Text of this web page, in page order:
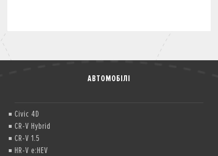
АВТОМОБІЛІ
Civic 4D
CR-V Hybrid
CR-V 1.5
HR-V e:HEV